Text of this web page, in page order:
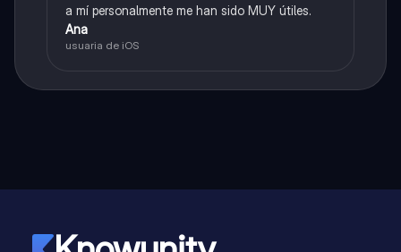
a mí personalmente me han sido MUY útiles.
Ana
usuaria de iOS